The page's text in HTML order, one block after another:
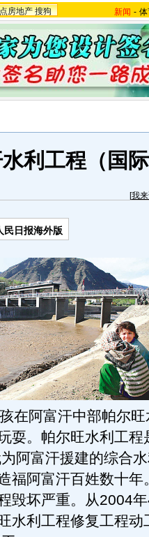
房地产 搜狗 新闻 -
利工程（国
[我
民日报海外版
阿富汗中部帕尔旺
耍。帕尔旺水利工程
阿富汗援建的综合
福阿富汗百姓数十年
毁坏严重。从2004
水利工程修复工程动